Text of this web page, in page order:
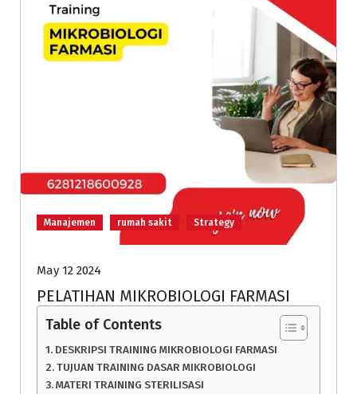
Manajemen rumah sakit Strategy
May 12 2024
PELATIHAN MIKROBIOLOGI FARMASI
Table of Contents
DESKRIPSI TRAINING MIKROBIOLOGI FARMASI
TUJUAN TRAINING DASAR MIKROBIOLOGI
MATERI TRAINING STERILISASI